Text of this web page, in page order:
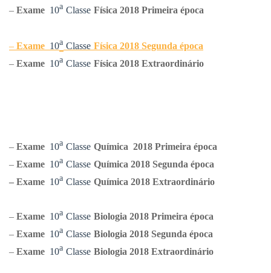
– Exame 10ᵃ Classe Física 2018 Primeira época
– Exame 10ᵃ Classe Física 2018 Segunda época
– Exame 10ᵃ Classe Física 2018 Extraordinário
– Exame 10ᵃ Classe Química 2018 Primeira época
– Exame 10ᵃ Classe Química 2018 Segunda época
– Exame 10ᵃ Classe Química 2018 Extraordinário
– Exame 10ᵃ Classe Biologia 2018 Primeira época
– Exame 10ᵃ Classe Biologia 2018 Segunda época
– Exame 10ᵃ Classe Biologia 2018 Extraordinário